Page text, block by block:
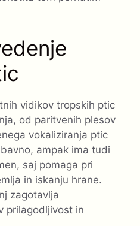
vidikov tropskih ptic
od paritvenih plesov
vokaliziranja ptic
ampak ima tudi
saj pomaga pri
in iskanju hrane.
zagotavlja
prilagodljivost in